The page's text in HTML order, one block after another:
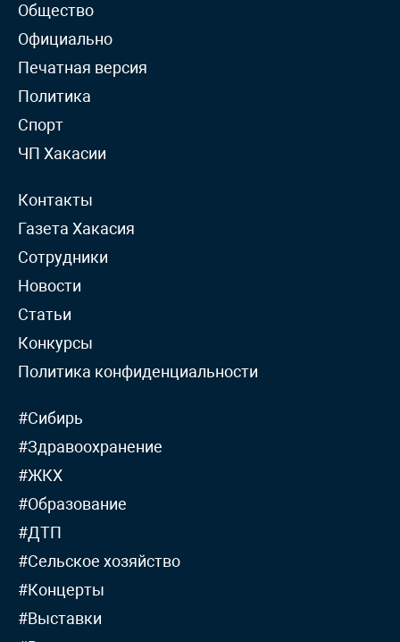
Общество
Официально
Печатная версия
Политика
Спорт
ЧП Хакасии
Контакты
Газета Хакасия
Сотрудники
Новости
Статьи
Конкурсы
Политика конфиденциальности
#Сибирь
#Здравоохранение
#ЖКХ
#Образование
#ДТП
#Сельское хозяйство
#Концерты
#Выставки